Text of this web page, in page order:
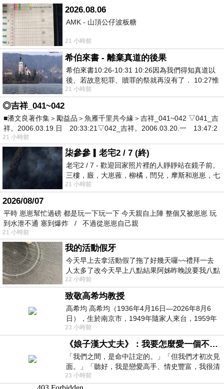
2026.08.06
AMK - 山頂公仔波板糖
21 小時前
希伯來書 - 離棄真道的後果
希伯來書10:26-10:31 10:26因為我們得知真道以
後、若故意犯罪、贖罪的祭就再沒有了． 10:27惟
有戰懼等候審判和那燒滅眾敵人的烈火
21 小時前
◎吉祥_041~042
■潘文良著作集＞勵益品＞魚雁千里共今緣＞吉祥_041~042 ▽041_吉
祥。2006.03.19.日 20:33:21▽042_吉祥。2006.03.20.一 13:47:2
21 小時前
柒參參▎老宅2 / 7 (終)
老宅2 / 7 - 歡迎回家照片裡的人靜靜站在鏡子前。
三樓，廄，大崽蕥，柳橘，閆兒，摩斯和崽崽，七
個人整整齊齊地站在鏡框之外，如同
21 小時前
2026/08/07
平時 崽崽幫忙過磅 都是玩一下玩一下 今天親自上陣 整個又被崽崽 玩
到水泄不通 塞到爆炸 / 不過從崽崽自己親
21 小時前
我的活動假牙
今天早上去拿活動假了拖了好幾天囉~~禮拜一去
人太多了改今天早上八點結果阿姊昨晚說要我八點
去西螺農會~回到莿桐都8點半多了
22 小時前
致敬高希均教授
高希均 高希均（1936年4月16日—2026年8月6
日），生於南京市，1949年隨家人來台，1959年
赴美深造並取得經濟發展博士學位。曾任
23 小時前
《娘子漢大丈夫》：我要怎麼愛一個不存在的人？
「我們之間，是命中註定的。」「但我們才初次見
面。」「聽好，我是戀愛高手、情史豐富，我很清
楚這種感覺，你我之間的那種感覺，現
23 小時前